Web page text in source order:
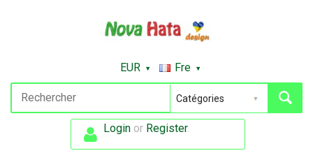
EUR Fre
Login or Register.